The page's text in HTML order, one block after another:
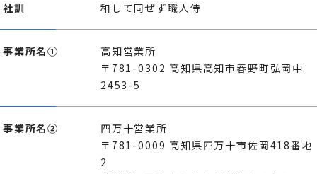
社訓 和して同ぜず職人侍
事業所名①
高知営業所
〒781-0302 高知県高知市春野町弘岡中
2453-5
事業所名②
四万十営業所
〒781-0009 高知県四万十市佐岡418番地
2